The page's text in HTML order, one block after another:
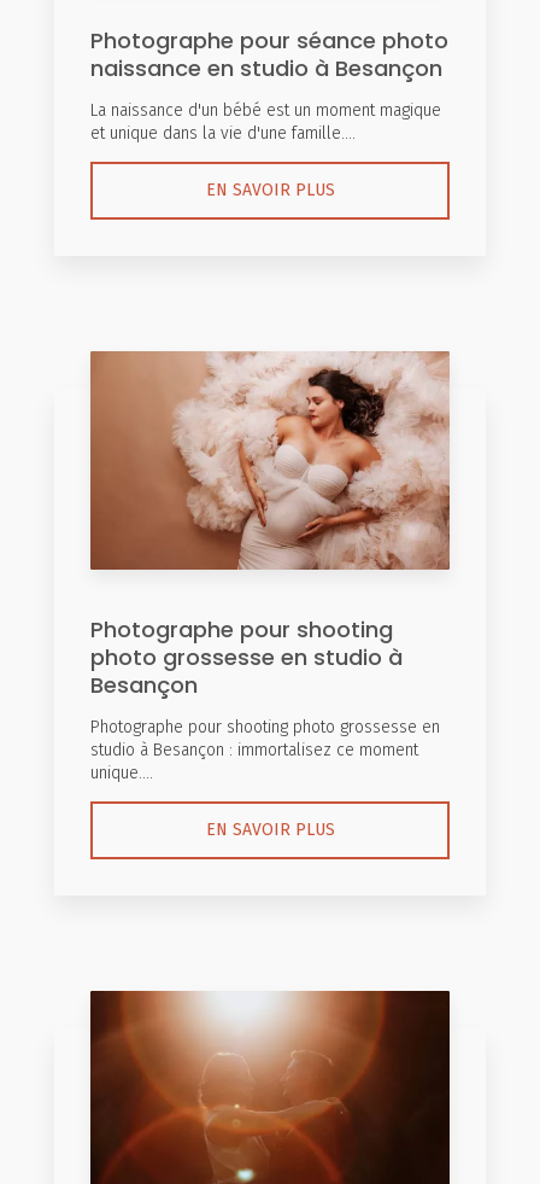
Photographe pour séance photo
naissance en studio à Besançon
La naissance d'un bébé est un moment magique
et unique dans la vie d'une famille....
EN SAVOIR PLUS
Photographe pour shooting
photo grossesse en studio à
Besançon
Photographe pour shooting photo grossesse en
studio à Besançon : immortalisez ce moment
unique....
EN SAVOIR PLUS